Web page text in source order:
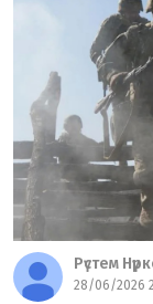
Рүстем
28/06/2026